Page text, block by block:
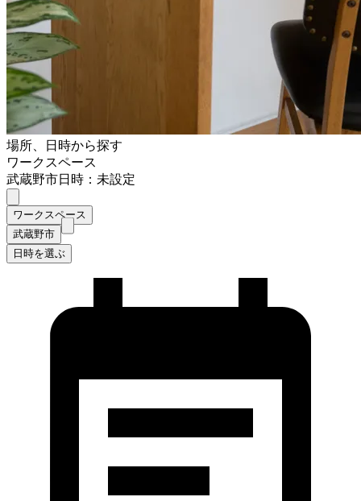
場所、日時から探す
ワークスペース
武蔵野市日時：未設定
ワークスペース
武蔵野市
日時を選ぶ